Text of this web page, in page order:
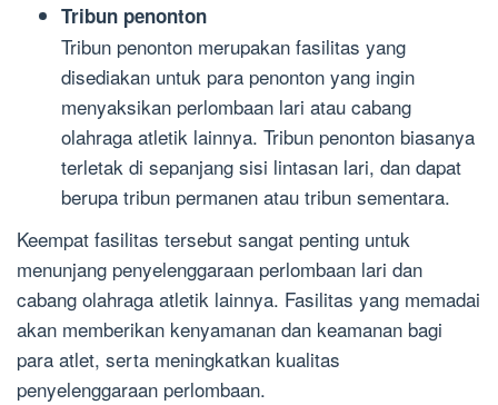
Tribun penonton
Tribun penonton merupakan fasilitas yang
disediakan untuk para penonton yang ingin
menyaksikan perlombaan lari atau cabang
olahraga atletik lainnya. Tribun penonton biasanya
terletak di sepanjang sisi lintasan lari, dan dapat
berupa tribun permanen atau tribun sementara.
Keempat fasilitas tersebut sangat penting untuk
menunjang penyelenggaraan perlombaan lari dan
cabang olahraga atletik lainnya. Fasilitas yang memadai
akan memberikan kenyamanan dan keamanan bagi
para atlet, serta meningkatkan kualitas
penyelenggaraan perlombaan.